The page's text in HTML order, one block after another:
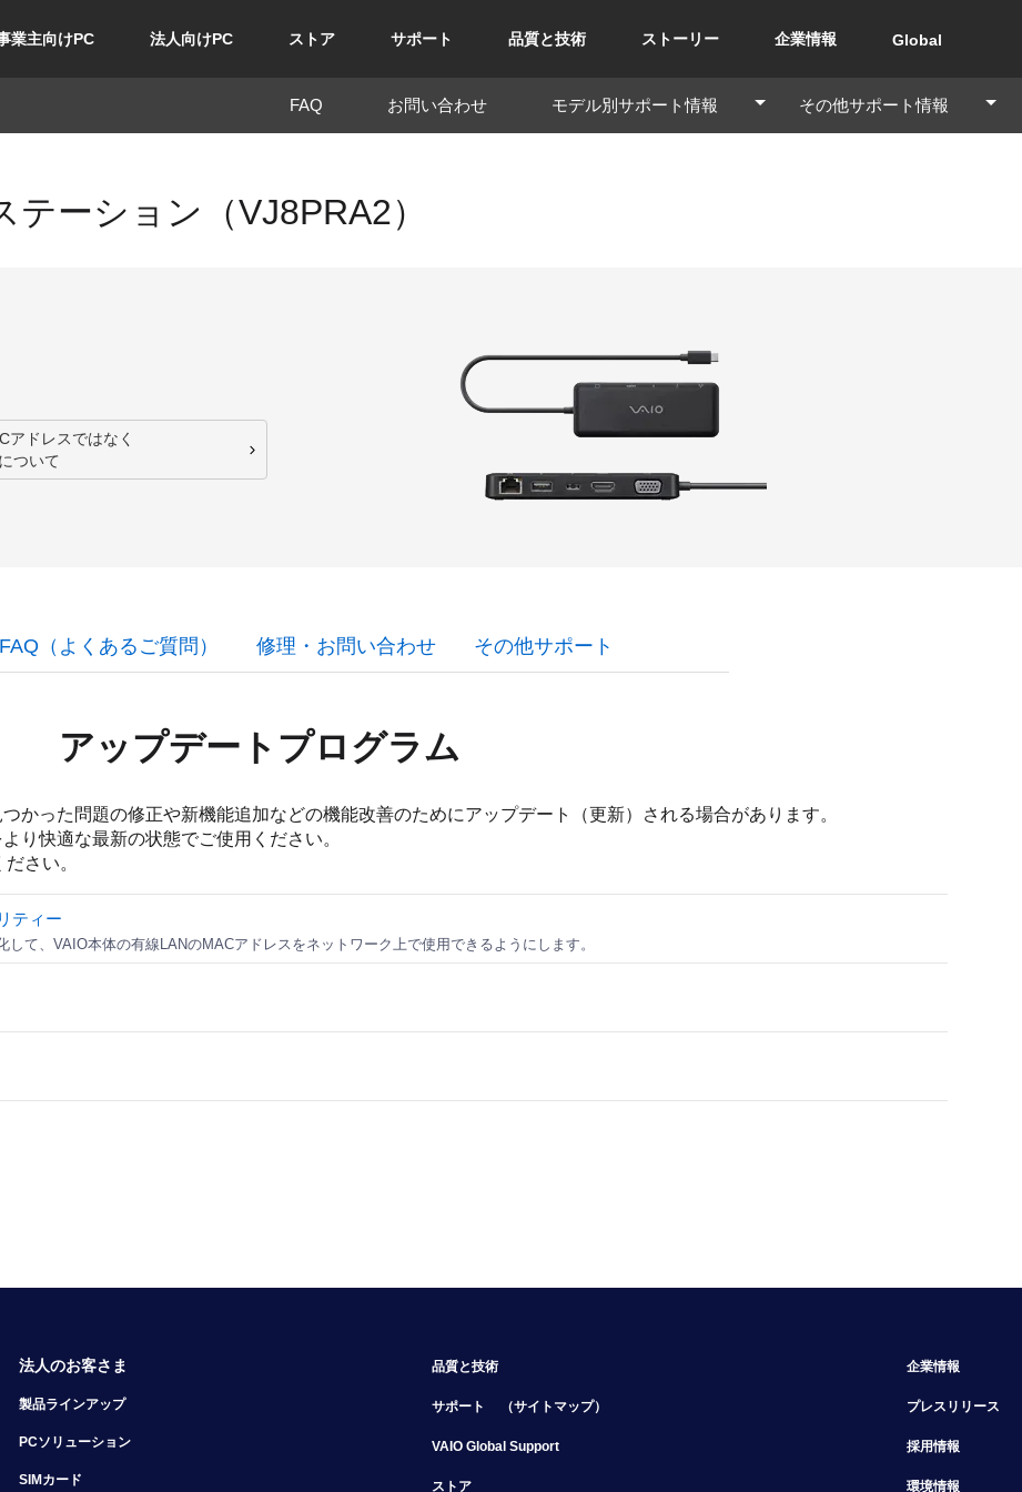
業主向けPC 法人向けPC ストア サポート 品質と技術 ストーリー 企業情報 Global
FAQ お問い合わせ モデル別サポート情報 その他サポート情報
テーション （VJ8PRA2）
アドレスではなく
ついて
FAQ（よくあるご質問） 修理・お問い合わせ その他サポート
アップデートプログラム
かった問題の修正や新機能追加などの機能改善のためにアップデート（更新）される場合があります。
り快適な最新の状態でご使用ください。
さい。
ティー
て、VAIO本体の有線LANのMACアドレスをネットワーク上で使用できるようにします。
法人のお客さま
製品ラインアップ
PCソリューション
SIMカード
品質と技術
サポート （サイトマップ）
VAIO Global Support
ストア
企業情報
プレスリリース
採用情報
環境情報